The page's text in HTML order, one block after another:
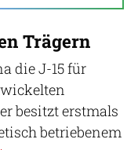
Trägern
die J-15 für
besitzt erstmals
betriebenem